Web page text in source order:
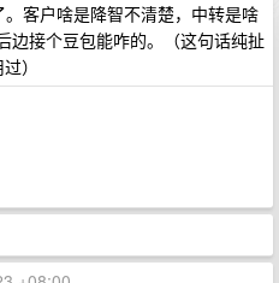
客户啥是降智不清楚，中转是啥
边接个豆包能咋的。（这句话纯扯
）